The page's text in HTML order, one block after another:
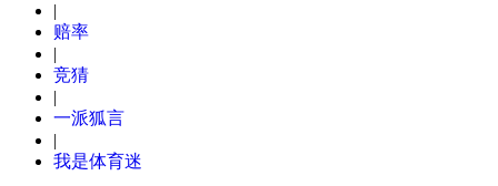
|
赔率
|
竞猜
|
一派狐言
|
我是体育迷